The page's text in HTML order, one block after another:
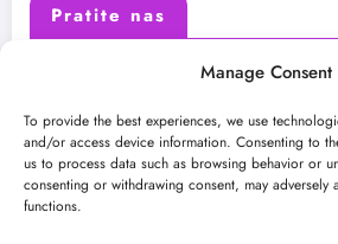
Manage Consent
To provide the best experiences, we use
and/or access device information. Consenting to
us to process data such as browsing behavior or
consenting or withdrawing consent, may adversely
functions.
Pratite nas
Instagram